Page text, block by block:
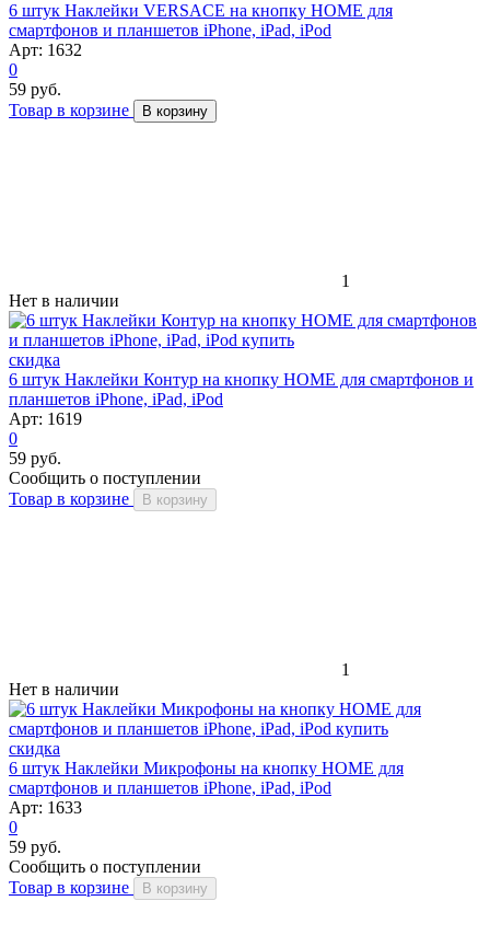
6 штук Наклейки VERSACE на кнопку HOME для
смартфонов и планшетов iPhone, iPad, iPod
Арт: 1632
0
59 руб.
Товар в корзине
В корзину
1
Нет в наличии
скидка
6 штук Наклейки Контур на кнопку HOME для смартфонов и
планшетов iPhone, iPad, iPod
Арт: 1619
0
59 руб.
Сообщить о поступлении
Товар в корзине
В корзину
1
Нет в наличии
скидка
6 штук Наклейки Микрофоны на кнопку HOME для
смартфонов и планшетов iPhone, iPad, iPod
Арт: 1633
0
59 руб.
Сообщить о поступлении
Товар в корзине
В корзину